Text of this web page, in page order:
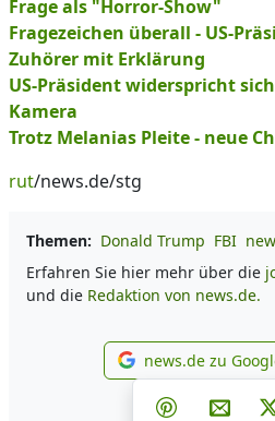
Frage als "Horror-Show"
Fragezeichen überall - US-
Zuhörer mit Erklärung
US-Präsident widerspricht
Kamera
Trotz Melanias Pleite - neue
rut/news.de/stg
Themen: Donald Trump FBI
Erfahren Sie hier mehr über die
und die Redaktion von news.de.
news.de zu
Teilen auf
Teilen auf
Per